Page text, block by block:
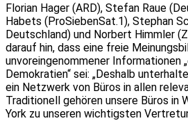
Florian Hager (ARD), Stefan Raue
Habets (ProSiebenSat.1), Stephan
Deutschland) und Norbert Himmler
darauf hin, dass eine freie
unvoreingenommener Informationen
Demokratien“ sei: „Deshalb
ein Netzwerk von Büros in allen
Traditionell gehören unsere Büros in
York zu unseren wichtigsten